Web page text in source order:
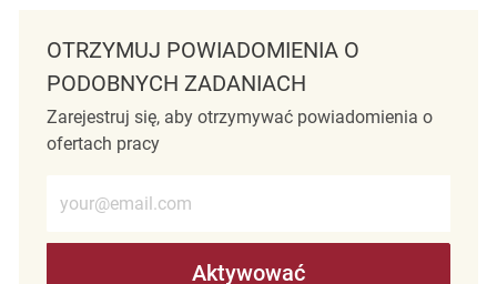
OTRZYMUJ POWIADOMIENIA O
PODOBNYCH ZADANIACH
Zarejestruj się, aby otrzymywać powiadomienia o
ofertach pracy
Aktywować